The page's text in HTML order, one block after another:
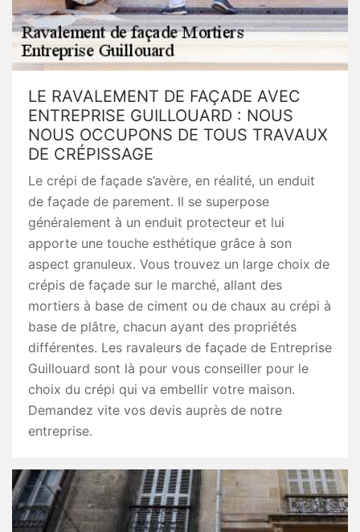
LE RAVALEMENT DE FAÇADE AVEC
ENTREPRISE GUILLOUARD : NOUS
NOUS OCCUPONS DE TOUS TRAVAUX
DE CRÉPISSAGE
Le crépi de façade s’avère, en réalité, un enduit
de façade de parement. Il se superpose
généralement à un enduit protecteur et lui
apporte une touche esthétique grâce à son
aspect granuleux. Vous trouvez un large choix de
crépis de façade sur le marché, allant des
mortiers à base de ciment ou de chaux au crépi à
base de plâtre, chacun ayant des propriétés
différentes. Les ravaleurs de façade de Entreprise
Guillouard sont là pour vous conseiller pour le
choix du crépi qui va embellir votre maison.
Demandez vite vos devis auprès de notre
entreprise.